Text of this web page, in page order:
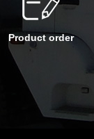
Product order